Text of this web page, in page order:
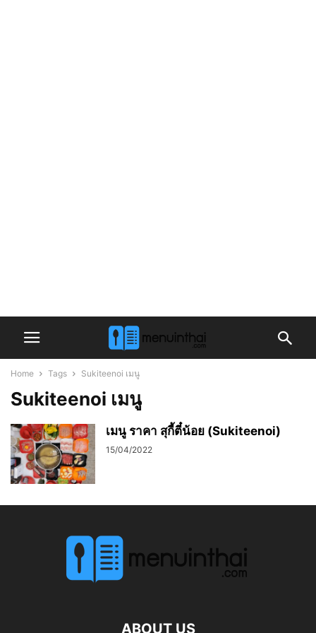
Home Tags Sukiteenoi เมนู
Sukiteenoi เมนู
เมนู ราคา สุกี้ตี๋น้อย (Sukiteenoi)
15/04/2022
ABOUT US